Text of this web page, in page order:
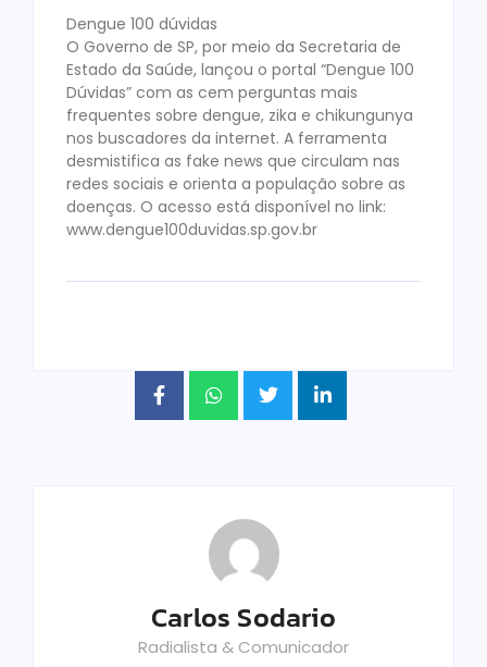
Dengue 100 dúvidas
O Governo de SP, por meio da Secretaria de
Estado da Saúde, lançou o portal “Dengue 100
Dúvidas” com as cem perguntas mais
frequentes sobre dengue, zika e chikungunya
nos buscadores da internet. A ferramenta
desmistifica as fake news que circulam nas
redes sociais e orienta a população sobre as
doenças. O acesso está disponível no link:
www.dengue100duvidas.sp.gov.br
Carlos Sodario
Radialista & Comunicador